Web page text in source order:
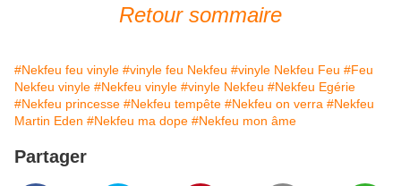
Retour sommaire
#Nekfeu feu vinyle #vinyle feu Nekfeu #vinyle Nekfeu Feu #Feu
Nekfeu vinyle #Nekfeu vinyle #vinyle Nekfeu #Nekfeu Egérie
#Nekfeu princesse #Nekfeu tempête #Nekfeu on verra #Nekfeu
Martin Eden #Nekfeu ma dope #Nekfeu mon âme
Partager